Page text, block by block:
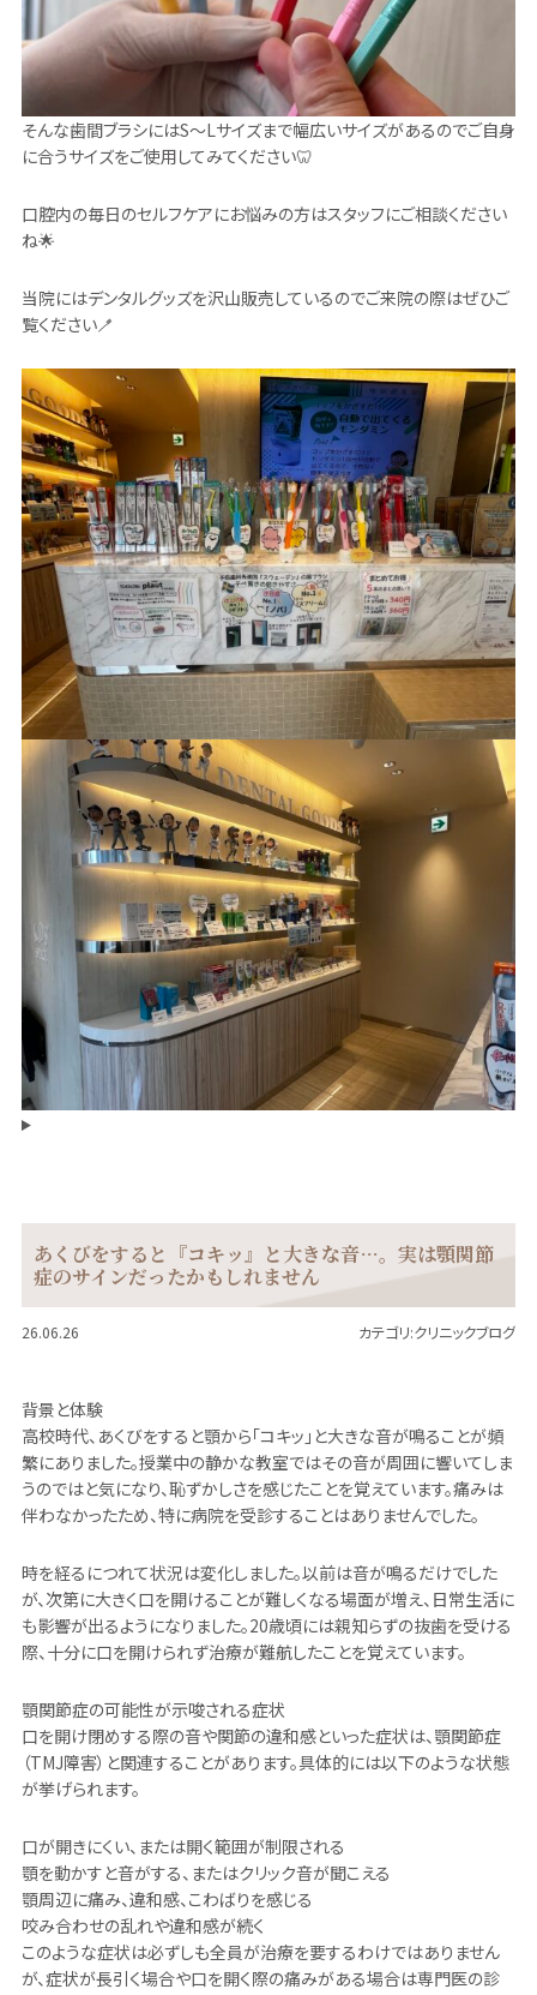
そんな歯間ブラシにはS〜Lサイズまで幅広いサイズがあるのでご自身
に合うサイズをご使用してみてください🦷
口腔内の毎日のセルフケアにお悩みの方はスタッフにご相談ください
ね🌟
当院にはデンタルグッズを沢山販売しているのでご来院の際はぜひご
覧ください🪥
あくびをすると『コキッ』と大きな音…。実は顎関節
症のサインだったかもしれません
26.06.26 カテゴリ:クリニックブログ
背景と体験
高校時代、あくびをすると顎から「コキッ」と大きな音が鳴ることが頻
繁にありました。授業中の静かな教室ではその音が周囲に響いてしま
うのではと気になり、恥ずかしさを感じたことを覚えています。痛みは
伴わなかったため、特に病院を受診することはありませんでした。
時を経るにつれて状況は変化しました。以前は音が鳴るだけでした
が、次第に大きく口を開けることが難しくなる場面が増え、日常生活に
も影響が出るようになりました。20歳頃には親知らずの抜歯を受ける
際、十分に口を開けられず治療が難航したことを覚えています。
顎関節症の可能性が示唆される症状
口を開け閉めする際の音や関節の違和感といった症状は、顎関節症
（TMJ障害）と関連することがあります。具体的には以下のような状態
が挙げられます。
口が開きにくい、または開く範囲が制限される
顎を動かすと音がする、またはクリック音が聞こえる
顎周辺に痛み、違和感、こわばりを感じる
咬み合わせの乱れや違和感が続く
このような症状は必ずしも全員が治療を要するわけではありません
が、症状が長引く場合や口を開く際の痛みがある場合は専門医の診